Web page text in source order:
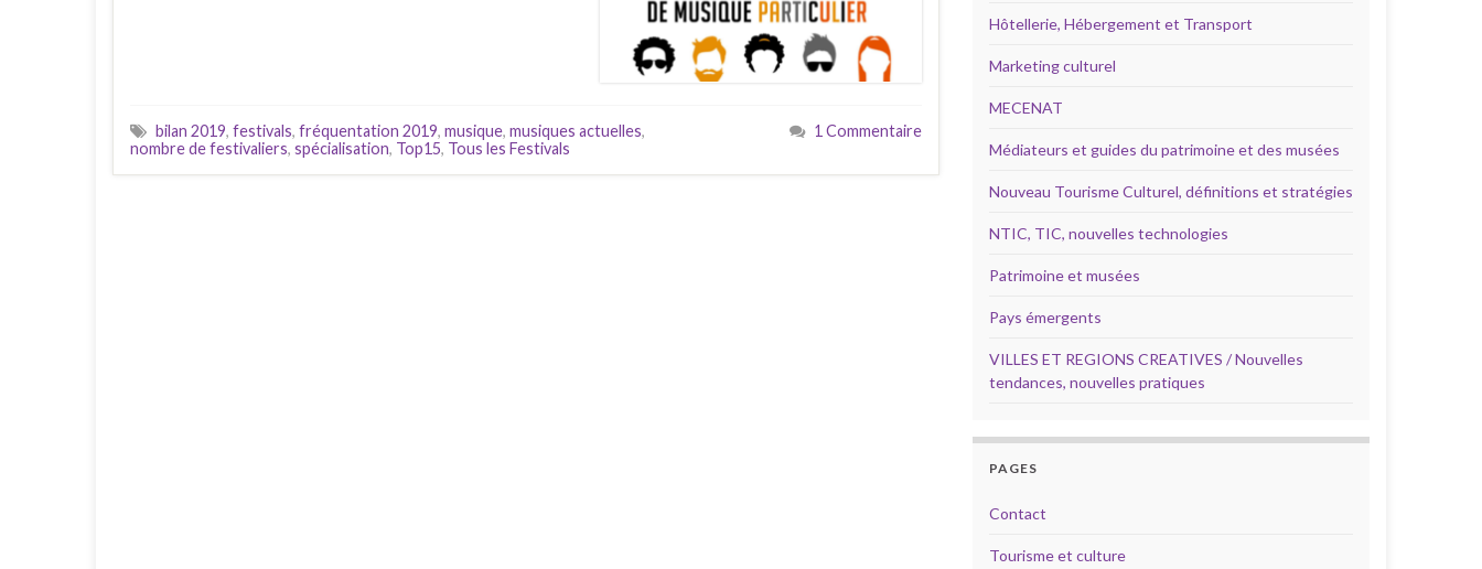
bilan 2019, festivals, fréquentation 2019, musique, musiques actuelles,
nombre de festivaliers, spécialisation, Top15, Tous les Festivals
1 Commentaire
Hôtellerie, Hébergement et Transport
Marketing culturel
MECENAT
Médiateurs et guides du patrimoine et des musées
Nouveau Tourisme Culturel, définitions et stratégies
NTIC, TIC, nouvelles technologies
Patrimoine et musées
Pays émergents
VILLES ET REGIONS CREATIVES / Nouvelles
tendances, nouvelles pratiques
PAGES
Contact
Tourisme et culture